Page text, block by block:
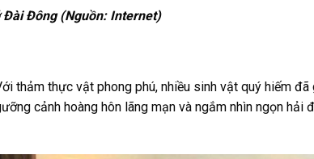
Đông (Nguồn: Internet)
thảm thực vật phong phú, nhiều sinh vật quý hiếm
cảnh hoàng hôn lãng mạn và ngắm nhìn ngọn hải